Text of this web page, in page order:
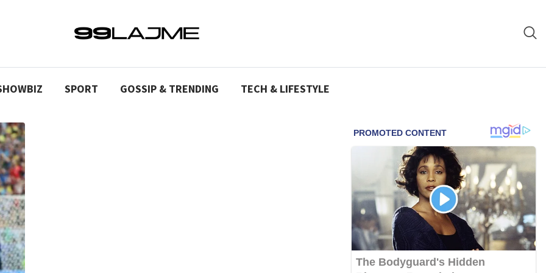
SPORT GOSSIP & TRENDING TECH & LIFESTYLE